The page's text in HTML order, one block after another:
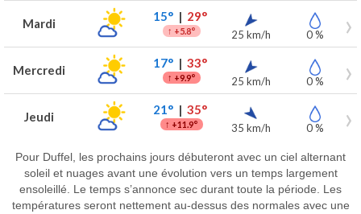
Mardi 15°| 29°
↑ +5.8° 25 km/h 0 %
Mercredi 17°| 33°
↑ +9.9° 25 km/h 0 %
Jeudi 21°| 35°
↑ +11.9° 35 km/h 0 %
Pour Duffel, les prochains jours débuteront avec un ciel alternant
soleil et nuages avant une évolution vers un temps largement
ensoleillé. Le temps s’annonce sec durant toute la période. Les
températures seront nettement au-dessus des normales avec une